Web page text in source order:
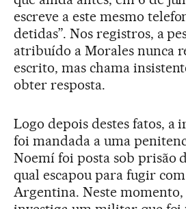
escreve a este mesmo
detidas”. Nos registros, a
atribuído a Morales nunca
escrito, mas chama
obter resposta.
Logo depois destes fatos, a
foi mandada a uma
Noemí foi posta sob prisão
qual escapou para fugir
Argentina. Neste momento,